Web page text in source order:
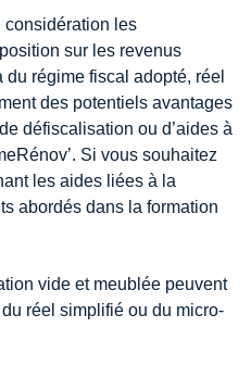
les
sur les revenus
du régime fiscal adopté, réel
des potentiels avantages
défiscalisation ou d’aides à
Si vous souhaitez
les aides liées à la
abordés dans la formation
vide et meublée peuvent
réel simplifié ou du micro-